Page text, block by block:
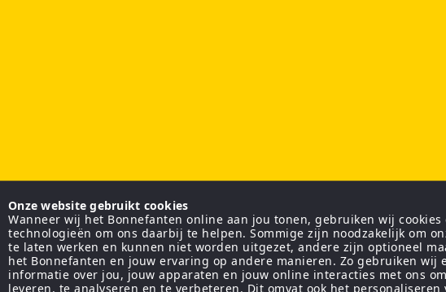
Onze website gebruikt cookies
Wanneer wij het Bonnefanten online aan jou tonen, gebruiken wij
technologieën om ons daarbij te helpen. Sommige zijn noodzakelijk om
te laten werken en kunnen niet worden uitgezet, andere zijn optioneel
het Bonnefanten en jouw ervaring op andere manieren. Zo gebruiken wij
informatie over jou, jouw apparaten en jouw online interacties met ons
leveren, te analyseren en te verbeteren. Dit omvat ook het